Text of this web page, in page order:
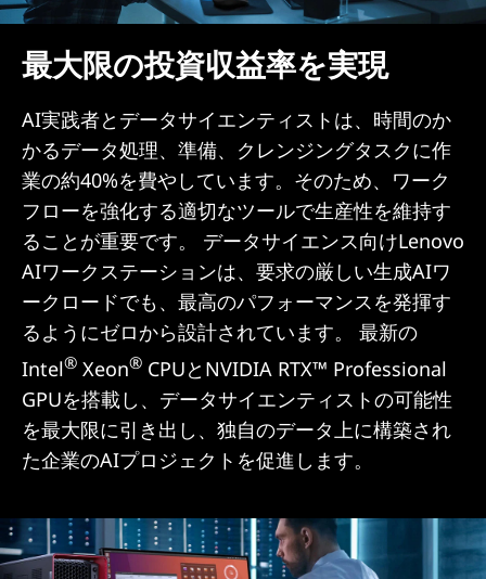
最大限の投資収益率を実現
AI実践者とデータサイエンティストは、時間のか
かるデータ処理、準備、クレンジングタスクに作
業の約40%を費やしています。そのため、ワーク
フローを強化する適切なツールで生産性を維持す
ることが重要です。 データサイエンス向けLenovo
AIワークステーションは、要求の厳しい生成AIワ
ークロードでも、最高のパフォーマンスを発揮す
るようにゼロから設計されています。 最新の
Intel® Xeon® CPUとNVIDIA RTX™ Professional
GPUを搭載し、データサイエンティストの可能性
を最大限に引き出し、独自のデータ上に構築され
た企業のAIプロジェクトを促進します。